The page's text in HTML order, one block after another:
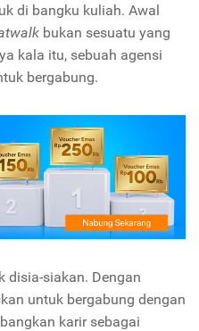
di bangku kuliah. Awal
bukan sesuatu yang
kala itu, sebuah agensi
bergabung.
disia-siakan. Dengan
untuk bergabung dengan
karir sebagai